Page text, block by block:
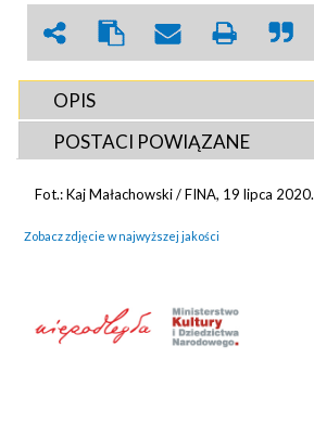
OPIS
POSTACI POWIĄZANE
Fot.: Kaj Małachowski / FINA, 19 lipca 2020.
Zobacz zdjęcie w najwyższej jakości